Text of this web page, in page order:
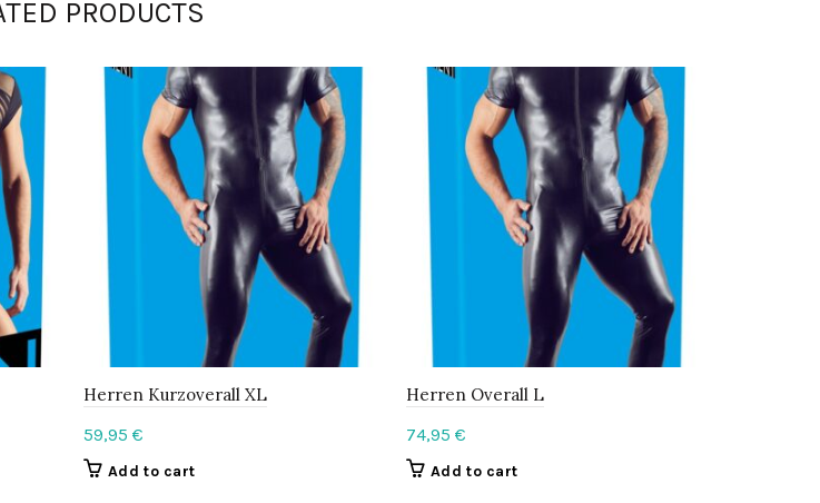
PRODUCTS
Herren Kurzoverall XL
59,95 €
Add to cart
Herren Overall L
74,95 €
Add to cart